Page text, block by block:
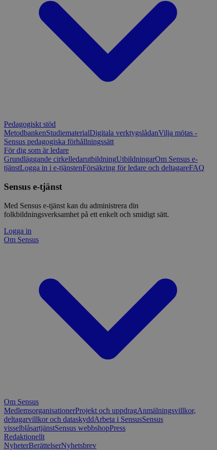
Pedagogiskt stöd
MetodbankenStudiematerialDigitala verktygslådanVilja mötas -
Sensus pedagogiska förhållningssätt
För dig som är ledare
Grundläggande cirkelledarutbildningUtbildningarOm Sensus e-
tjänstLogga in i e-tjänstenFörsäkring för ledare och deltagareFAQ
Sensus e-tjänst
Med Sensus e-tjänst kan du administrera din
folkbildningsverksamhet på ett enkelt och smidigt sätt.
Logga in
Om Sensus
Om Sensus
MedlemsorganisationerProjekt och uppdragAnmälningsvillkor,
deltagarvillkor och dataskyddArbeta i SensusSensus
visselblåsartjänstSensus webbshopPress
Redaktionellt
NyheterBerättelserNyhetsbrev